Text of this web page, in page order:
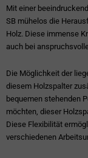
Mit einer
SB mühelos die
Holz. Diese immense
auch bei
Die Möglichkeit der
diesem Holzspalter
bequemen stehenden
möchten, dieser
Diese Flexibilität
verschiedenen